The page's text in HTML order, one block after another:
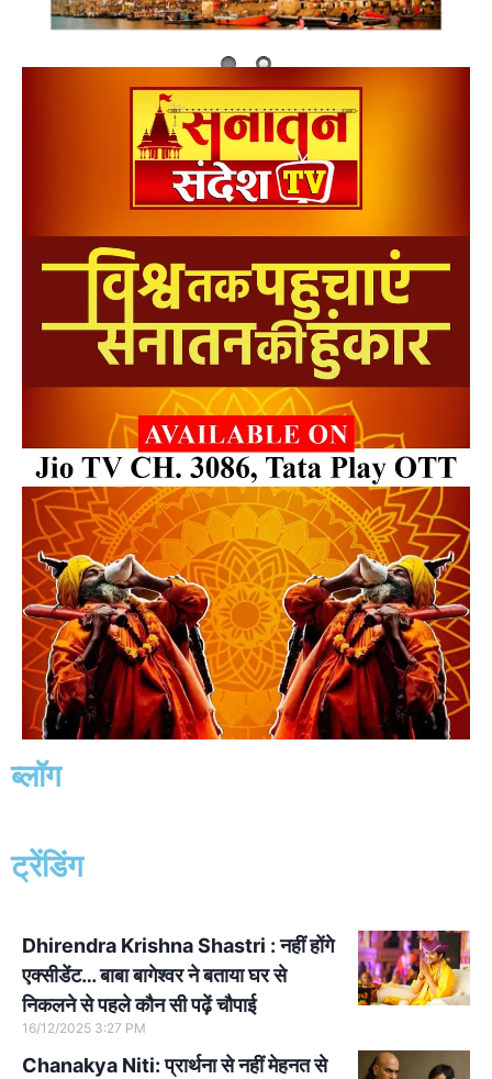
ब्लॉग
ट्रेंडिंग
Dhirendra Krishna Shastri : नहीं होंगे
एक्सीडेंट… बाबा बागेश्वर ने बताया घर से
निकलने से पहले कौन सी पढ़ें चौपाई
16/12/2025 3:27 PM
Chanakya Niti: प्रार्थना से नहीं मेहनत से